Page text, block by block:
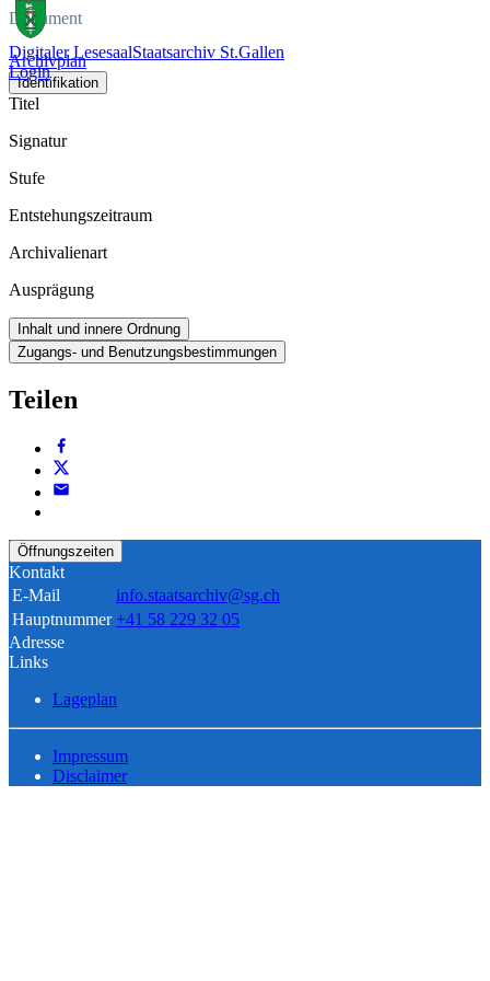
Digitaler LesesaalStaatsarchiv St.Gallen
Login
Dokument
Archivplan
Identifikation
Titel
Signatur
Stufe
Entstehungszeitraum
Archivalienart
Ausprägung
Inhalt und innere Ordnung
Zugangs- und Benutzungsbestimmungen
Teilen
Öffnungszeiten
Kontakt
E-Mail
info.staatsarchiv@sg.ch
Hauptnummer +41 58 229 32 05
Adresse
Links
Lageplan
Impressum
Disclaimer